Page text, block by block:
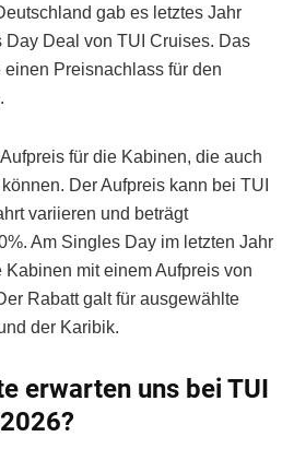
gab es letztes Jahr
Deal von TUI Cruises. Das
Preisnachlass für den
für die Kabinen, die auch
Der Aufpreis kann bei TUI
variieren und beträgt
Am Singles Day im letzten Jahr
mit einem Aufpreis von
Rabatt galt für ausgewählte
der Karibik.
erwarten uns bei TUI